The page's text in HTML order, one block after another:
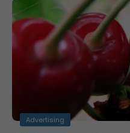
Advertising